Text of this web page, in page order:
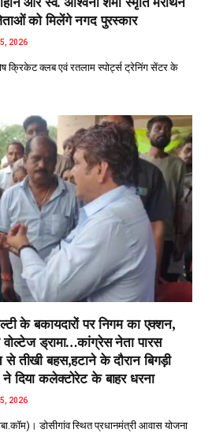
को मिलेंगे नगद पुरस्कार
2026
क्लब एवं रतलाम स्पोर्ट्स ट्रेनिंग सेंटर के
के बकायदारों पर निगम का एक्शन,
ड्रामा…कांग्रेस नेता पारस
बहस,हटाने के दौरान बिगड़ी
दिया कलेक्टोरेट के बाहर धरना
2026
डोसीगांव स्थित प्रधानमंत्री आवास योजना